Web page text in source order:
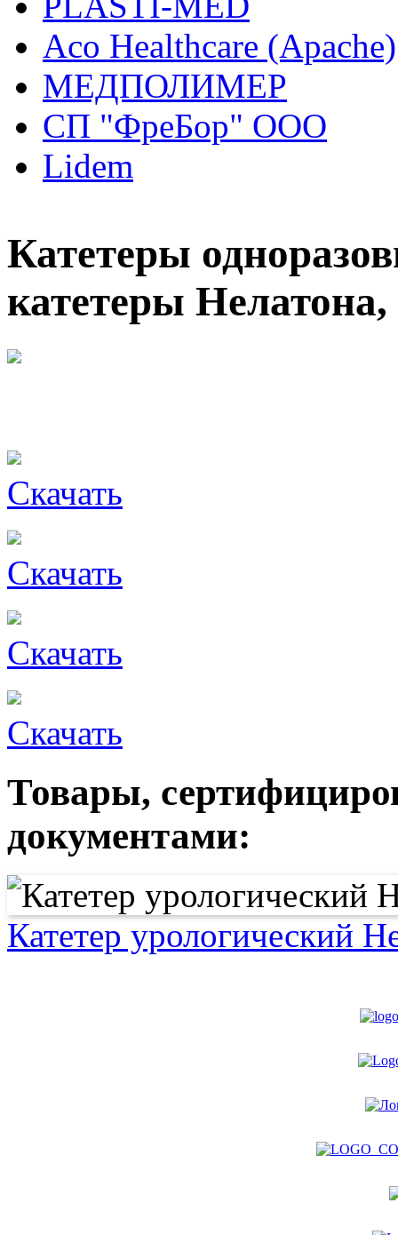
Aco Healthcare (Apache)
МЕДПОЛИМЕР
СП "ФреБор" ООО
Lidem
Катетеры
катетеры
Скачать
Скачать
Скачать
Скачать
Товары,
документами:
Катетер урологический